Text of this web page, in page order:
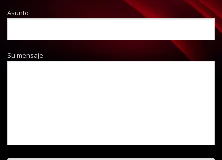
Asunto
Su mensaje